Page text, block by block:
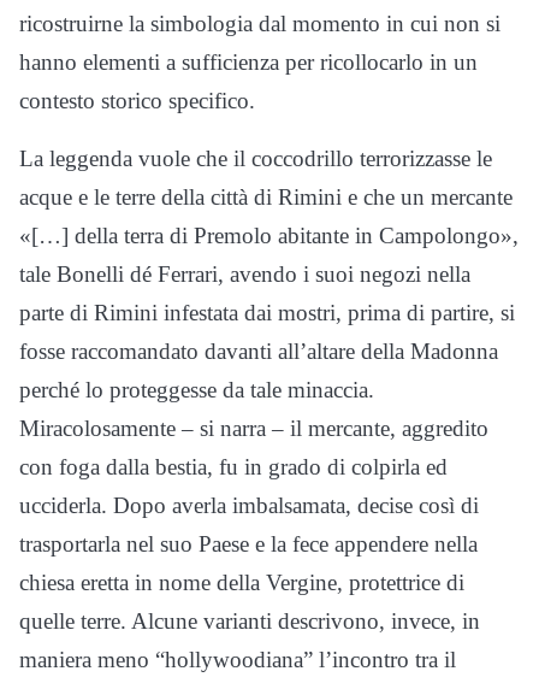
ricostruirne la simbologia dal momento in cui non si
hanno elementi a sufficienza per ricollocarlo in un
contesto storico specifico.
La leggenda vuole che il coccodrillo terrorizzasse le
acque e le terre della città di Rimini e che un mercante
«[…] della terra di Premolo abitante in Campolongo»,
tale Bonelli dé Ferrari, avendo i suoi negozi nella
parte di Rimini infestata dai mostri, prima di partire, si
fosse raccomandato davanti all’altare della Madonna
perché lo proteggesse da tale minaccia.
Miracolosamente – si narra – il mercante, aggredito
con foga dalla bestia, fu in grado di colpirla ed
ucciderla. Dopo averla imbalsamata, decise così di
trasportarla nel suo Paese e la fece appendere nella
chiesa eretta in nome della Vergine, protettrice di
quelle terre. Alcune varianti descrivono, invece, in
maniera meno “hollywoodiana” l’incontro tra il